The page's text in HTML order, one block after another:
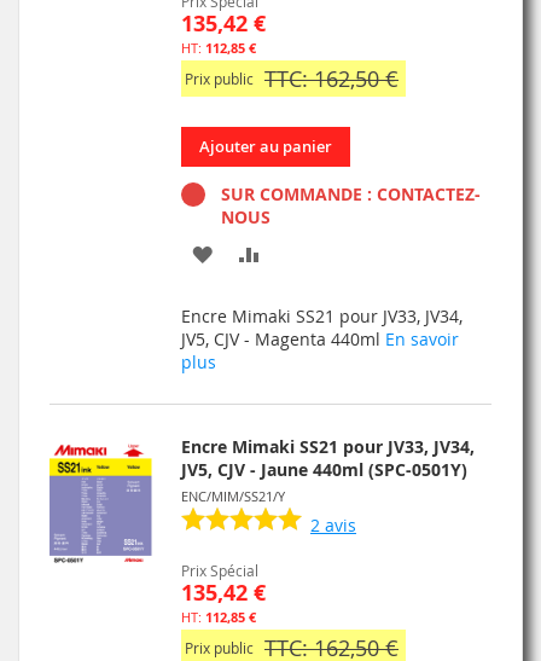
135,42 €
112,85 €
Prix public TTC: 162,50 €
Ajouter au panier
SUR COMMANDE : CONTACTEZ-
NOUS
AJOUTER
MA
COMPARATEUR
Encre Mimaki SS21 pour JV33, JV34,
JV5, CJV - Magenta 440ml En savoir
plus
Encre Mimaki SS21 pour JV33, JV34,
JV5, CJV - Jaune 440ml (SPC-0501Y)
ENC/MIM/SS21/Y
2 avis
Prix Spécial
135,42 €
112,85 €
Prix public TTC: 162,50 €